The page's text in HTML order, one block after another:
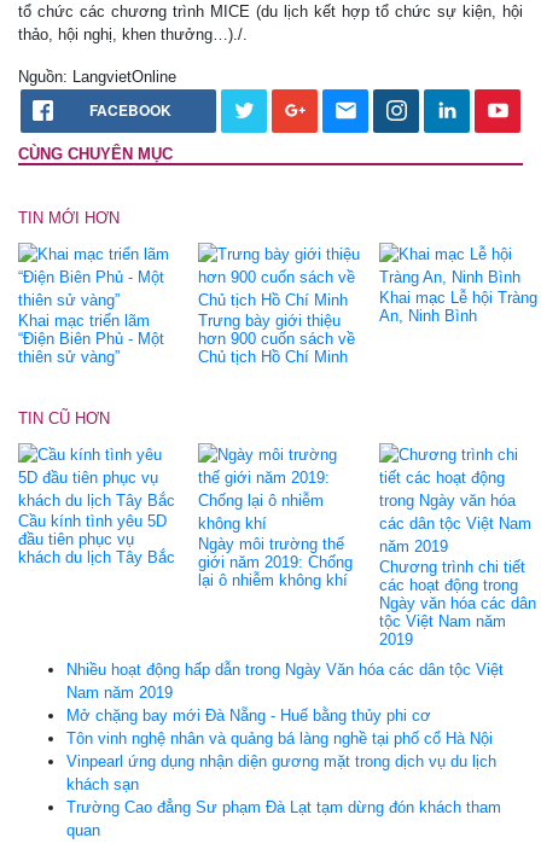
tổ chức các chương trình MICE (du lịch kết hợp tổ chức sự kiện, hội
thảo, hội nghị, khen thưởng…)./.
Nguồn: LangvietOnline
FACEBOOK
CÙNG CHUYÊN MỤC
TIN MỚI HƠN
Khai mạc triển lãm
“Điện Biên Phủ - Một
thiên sử vàng”
Trưng bày giới thiệu
hơn 900 cuốn sách về
Chủ tịch Hồ Chí Minh
Khai mạc Lễ hội Tràng
An, Ninh Bình
TIN CŨ HƠN
Cầu kính tình yêu 5D
đầu tiên phục vụ
khách du lịch Tây Bắc
Ngày môi trường thế
giới năm 2019: Chống
lại ô nhiễm không khí
Chương trình chi tiết
các hoạt động trong
Ngày văn hóa các dân
tộc Việt Nam năm
2019
Nhiều hoạt động hấp dẫn trong Ngày Văn hóa các dân tộc Việt
Nam năm 2019
Mở chặng bay mới Đà Nẵng - Huế bằng thủy phi cơ
Tôn vinh nghệ nhân và quảng bá làng nghề tại phố cổ Hà Nội
Vinpearl ứng dụng nhận diện gương mặt trong dịch vụ du lịch
khách sạn
Trường Cao đẳng Sư phạm Đà Lạt tạm dừng đón khách tham
quan